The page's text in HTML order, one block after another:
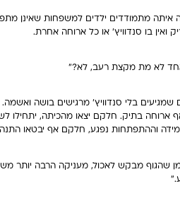
איתה מתמודדים ילדים למשפחות שאינן
בו סנדוויץ' או כל ארוחה אחרת.
אחד לא מת מקצת רעב, לא?"
שמגיעים בלי סנדוויץ' מרגישים בושה
ארוחה בתיק. חלקם יצאו מהכיתה, יתחילו
וההתפתחות נפגע, חלקם אף יבטאו
שהגוף מבקש לאכול, מעניקה הרבה יותר